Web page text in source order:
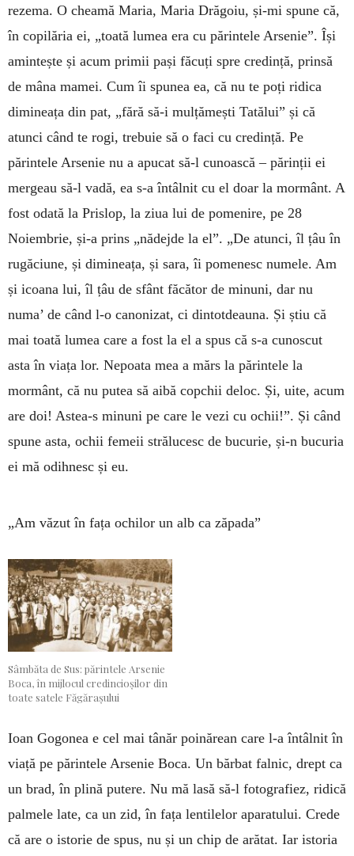
rezema. O cheamă Maria, Maria Drăgoiu, și-mi spune că,
în copilăria ei, „toată lumea era cu părintele Arsenie”. Își
amintește și acum primii pași făcuți spre credință, prinsă
de mâna mamei. Cum îi spunea ea, că nu te poți ridica
dimineața din pat, „fără să-i mulțămești Tatălui” și că
atunci când te rogi, trebuie să o faci cu credință. Pe
părintele Arsenie nu a apucat să-l cunoască – părinții ei
mergeau să-l vadă, ea s-a întâlnit cu el doar la mormânt. A
fost odată la Prislop, la ziua lui de pomenire, pe 28
Noiembrie, și-a prins „nădejde la el”. „De atunci, îl țâu în
rugăciune, și dimineața, și sara, îi pomenesc numele. Am
și icoana lui, îl țâu de sfânt făcător de minuni, dar nu
numa’ de când l-o canonizat, ci dintotdeauna. Și știu că
mai toată lumea care a fost la el a spus că s-a cunoscut
asta în viața lor. Nepoata mea a mărs la părintele la
mormânt, că nu putea să aibă copchii deloc. Și, uite, acum
are doi! Astea-s minuni pe care le vezi cu ochii!”. Și când
spune asta, ochii femeii strălucesc de bucurie, și-n bucuria
ei mă odihnesc și eu.
„Am văzut în fața ochilor un alb ca zăpada”
Sâmbăta de Sus: părintele Arsenie
Boca, în mijlocul credincioșilor din
toate satele Făgărașului
Ioan Gogonea e cel mai tânăr poinărean care l-a întâlnit în
viață pe părintele Arsenie Boca. Un bărbat falnic, drept ca
un brad, în plină putere. Nu mă lasă să-l fotografiez, ridică
palmele late, ca un zid, în fața lentilelor aparatului. Crede
că are o istorie de spus, nu și un chip de arătat. Iar istoria